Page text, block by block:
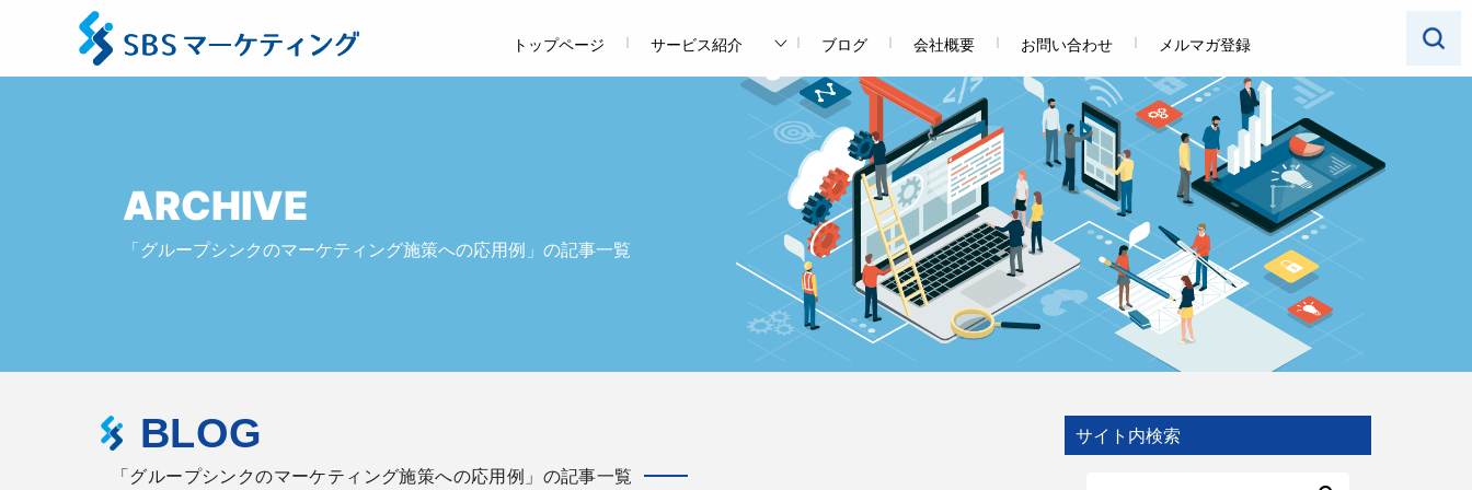
トップページ サービス紹介 ブログ 会社概要 お問い合わせ メルマガ登録
ARCHIVE
「グループシンクのマーケティング施策への応用例」の記事一覧
BLOG
「グループシンクのマーケティング施策への応用例」の記事一覧
サイト内検索